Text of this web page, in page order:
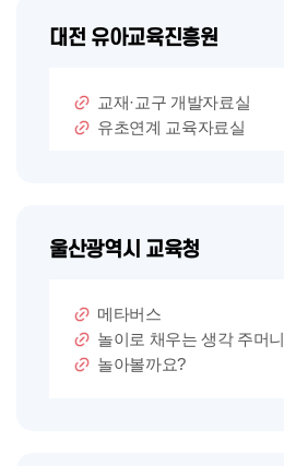
대전 유아교육진흥원
교재·교구 개발자료실
유초연계 교육자료실
울산광역시 교육청
메타버스
놀이로 채우는 생각 주머니
놀아볼까요?